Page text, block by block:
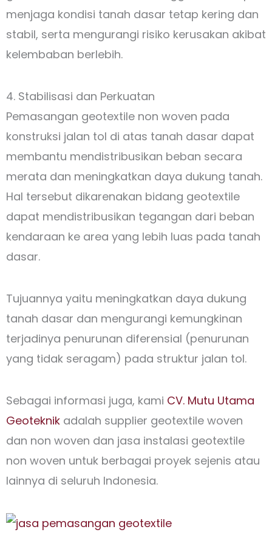
menjaga kondisi tanah dasar tetap kering dan
stabil, serta mengurangi risiko kerusakan akibat
kelembaban berlebih.
4. Stabilisasi dan Perkuatan
Pemasangan geotextile non woven pada
konstruksi jalan tol di atas tanah dasar dapat
membantu mendistribusikan beban secara
merata dan meningkatkan daya dukung tanah.
Hal tersebut dikarenakan bidang geotextile
dapat mendistribusikan tegangan dari beban
kendaraan ke area yang lebih luas pada tanah
dasar.
Tujuannya yaitu meningkatkan daya dukung
tanah dasar dan mengurangi kemungkinan
terjadinya penurunan diferensial (penurunan
yang tidak seragam) pada struktur jalan tol.
Sebagai informasi juga, kami CV. Mutu Utama
Geoteknik adalah supplier geotextile woven
dan non woven dan jasa instalasi geotextile
non woven untuk berbagai proyek sejenis atau
lainnya di seluruh Indonesia.